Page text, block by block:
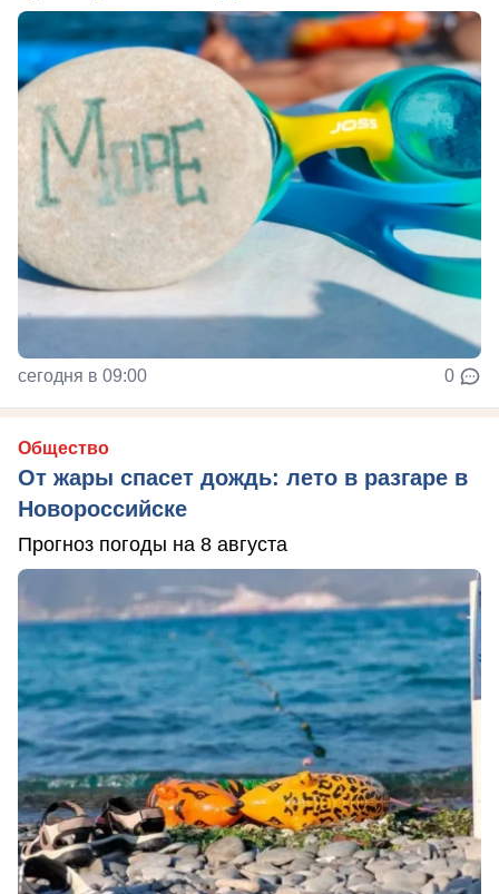
сегодня в 09:00 0
Общество
От жары спасет дождь: лето в разгаре в
Новороссийске
Прогноз погоды на 8 августа